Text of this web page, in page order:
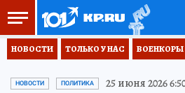
НОВОСТИ ТОЛЬКО У НАС ВОЕНКОРЫ
НОВОСТИ ПОЛИТИКА 25 июня 2026